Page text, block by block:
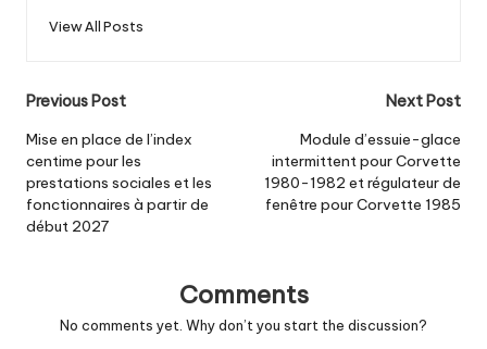
View All Posts
Post
navigation
Previous Post
Mise en place de l’index
centime pour les
prestations sociales et les
fonctionnaires à partir de
début 2027
Next Post
Module d’essuie-glace
intermittent pour Corvette
1980-1982 et régulateur de
fenêtre pour Corvette 1985
Comments
No comments yet. Why don’t you start the discussion?